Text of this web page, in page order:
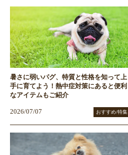
暑さに弱いパグ、特質と性格を知って上
手に育てよう！熱中症対策にあると便利
なアイテムもご紹介
2026/07/07 おすすめ/特集